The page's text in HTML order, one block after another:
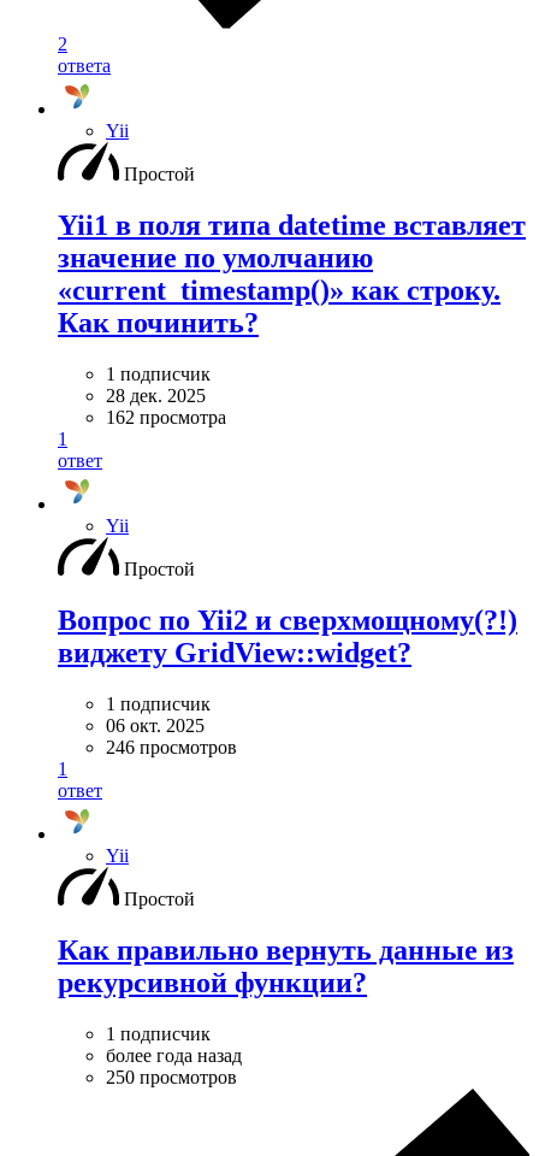
2
ответа
Yii
Простой
Yii1 в поля типа datetime вставляет
значение по умолчанию
«current_timestamp()» как строку.
Как починить?
1 подписчик
28 дек. 2025
162 просмотра
1
ответ
Yii
Простой
Вопрос по Yii2 и сверхмощному(?!)
виджету GridView::widget?
1 подписчик
06 окт. 2025
246 просмотров
1
ответ
Yii
Простой
Как правильно вернуть данные из
рекурсивной функции?
1 подписчик
более года назад
250 просмотров